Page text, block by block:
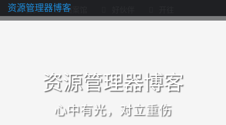
首页 档案馆
资源管理器博客
资源管理器博客
心中有光，对立重伤